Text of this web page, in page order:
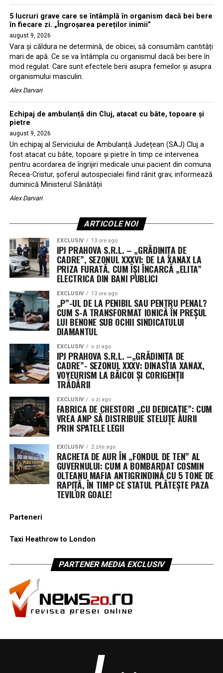
5 lucruri grave care se întâmplă în organism dacă bei bere
în fiecare zi. „Îngroșarea pereților inimii”
august 9, 2026
Vara și căldura ne determină, de obicei, să consumăm cantități
mari de apă. Ce se va întâmpla cu organismul dacă bei bere în
mod regulat. Care sunt efectele berii asupra femeilor și asupra
organismului masculin.
Alex Darvari
Echipaj de ambulanță din Cluj, atacat cu bâte, topoare și
pietre
august 9, 2026
Un echipaj al Serviciului de Ambulanță Județean (SAJ) Cluj a
fost atacat cu bâte, topoare și pietre în timp ce intervenea
pentru acordarea de îngrijiri medicale unui pacient din comuna
Recea-Cristur, șoferul autospecialei fiind rănit grav, informează
duminică Ministerul Sănătății
Alex Darvari
ARTICOLE NOI
EXCLUSIV 13 ore ago
IPJ PRAHOVA S.R.L. – „GRĂDINIȚA DE
CADRE”, SEZONUL XXXVI: DE LA XANAX LA
PRIZA FURATĂ. CUM ÎȘI ÎNCARCĂ „ELITA”
ELECTRICA DIN BANI PUBLICI
EXCLUSIV 13 ore ago
„P”-UL DE LA PENIBIL SAU PENTRU PENAL?
CUM S-A TRANSFORMAT IONICĂ ÎN PREȘUL
LUI BENONE SUB OCHII SINDICATULUI
DIAMANTUL
EXCLUSIV o zi ago
IPJ PRAHOVA S.R.L. –„GRĂDINIȚA DE
CADRE”- SEZONUL XXXV: DINASTIA XANAX,
VOYEURISM LA BĂICOI ȘI CORIGENȚII
TRĂDĂRII
EXCLUSIV o zi ago
FABRICA DE CHESTORI „CU DEDICAȚIE”: CUM
VREA ANP SĂ DISTRIBUIE STELUȚE AURII
PRIN SPATELE LEGII
EXCLUSIV 2 zile ago
RACHETA DE AUR ÎN „FONDUL DE TEN” AL
GUVERNULUI: CUM A BOMBARDAT COSMIN
OLTEANU MAFIA ANTIGRINDINĂ CU 5 TONE DE
RAPIȚĂ, ÎN TIMP CE STATUL PLĂTEȘTE PAZA
TEVILOR GOALE!
Parteneri
Taxi Heathrow to London
PARTENER MEDIA EXCLUSIV